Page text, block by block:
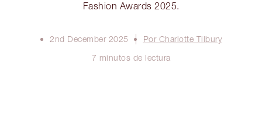
Fashion Awards 2025.
2nd December 2025
Por Charlotte Tilbury
7 minutos de lectura